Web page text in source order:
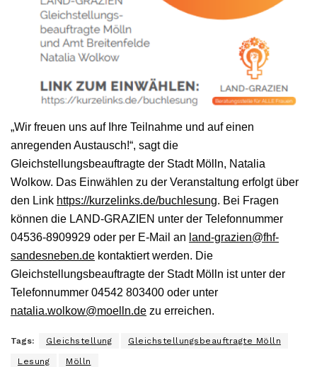
„Wir freuen uns auf Ihre Teilnahme und auf einen
anregenden Austausch!“, sagt die
Gleichstellungsbeauftragte der Stadt Mölln, Natalia
Wolkow. Das Einwählen zu der Veranstaltung erfolgt über
den Link https://kurzelinks.de/buchlesung. Bei Fragen
können die LAND-GRAZIEN unter der Telefonnummer
04536-8909929 oder per E-Mail an land-grazien@fhf-
sandesneben.de kontaktiert werden. Die
Gleichstellungsbeauftragte der Stadt Mölln ist unter der
Telefonnummer 04542 803400 oder unter
natalia.wolkow@moelln.de zu erreichen.
Tags: Gleichstellung Gleichstellungsbeauftragte Mölln
Lesung Mölln